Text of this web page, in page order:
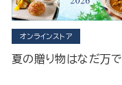
オンラインストア
夏の贈り物はなだ万で